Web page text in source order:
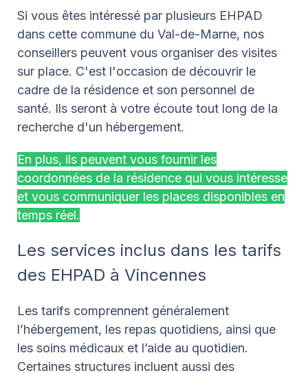
Si vous êtes intéressé par plusieurs EHPAD
dans cette commune du Val-de-Marne, nos
conseillers peuvent vous organiser des visites
sur place. C'est l'occasion de découvrir le
cadre de la résidence et son personnel de
santé. Ils seront à votre écoute tout long de la
recherche d'un hébergement.
En plus, ils peuvent vous fournir les
coordonnées de la résidence qui vous intéresse
et vous communiquer les places disponibles en
temps réel.
Les services inclus dans les tarifs
des EHPAD à Vincennes
Les tarifs comprennent généralement
l’hébergement, les repas quotidiens, ainsi que
les soins médicaux et l’aide au quotidien.
Certaines structures incluent aussi des